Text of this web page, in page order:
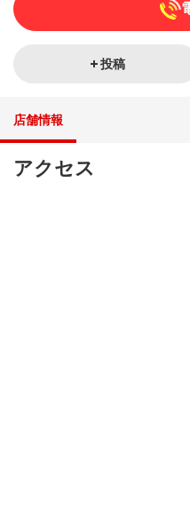
投稿
店舗情報
アクセス